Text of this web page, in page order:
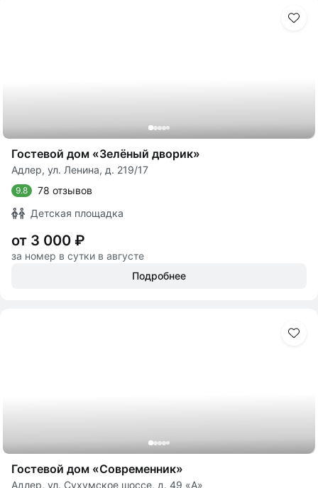
Гостевой дом «Зелёный дворик»
Адлер, ул. Ленина, д. 219/17
9.8
78 отзывов
Детская площадка
от 3 000 ₽
за номер в сутки в августе
Подробнее
Гостевой дом «Современник»
Адлер, ул. Сухумское шоссе, д. 49 «А»